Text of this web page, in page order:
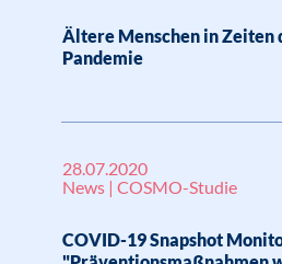
Ältere Menschen in Zeiten
Pandemie
28.07.2020
News | COSMO-Studie
COVID-19 Snapshot